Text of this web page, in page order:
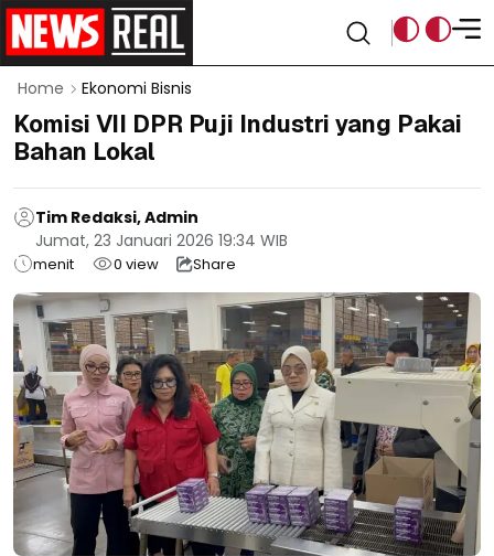
Home Ekonomi Bisnis
Komisi VII DPR Puji Industri yang Pakai
Bahan Lokal
Tim Redaksi, Admin
Jumat, 23 Januari 2026 19:34 WIB
menit 0 view Share